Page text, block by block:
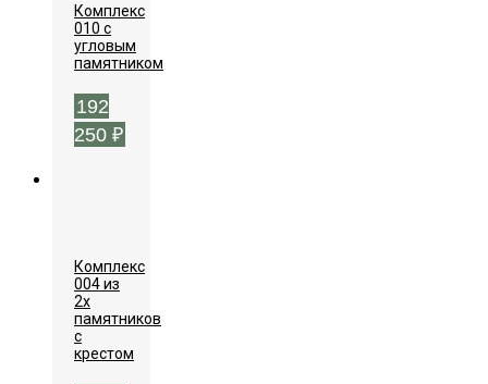
Комплекс
010 с
угловым
памятником
192
250 ₽
Комплекс
004 из
2х
памятников
с
крестом